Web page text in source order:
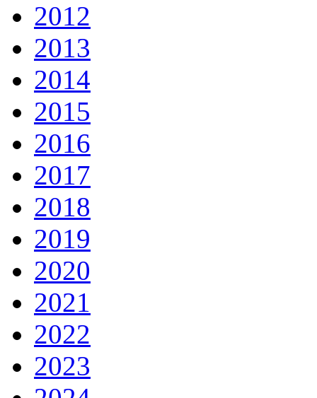
2012
2013
2014
2015
2016
2017
2018
2019
2020
2021
2022
2023